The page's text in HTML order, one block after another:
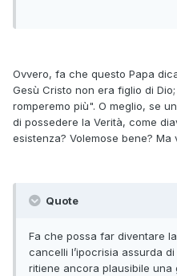
Ovvero, fa che questo Papa
Gesù Cristo non era figlio di
romperemo più". O meglio, se
di possedere la Verità, come
esistenza? Volemose bene? Ma
Quote
Fa che possa far diventare
cancelli l’ipocrisia assurda
ritiene ancora plausibile una